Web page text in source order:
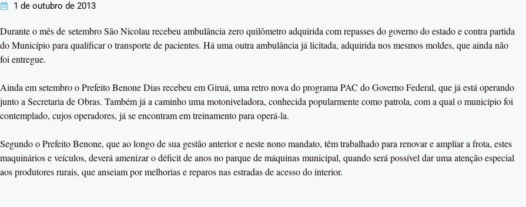
1 de outubro de 2013
Durante o mês de setembro São Nicolau recebeu ambulância zero quilômetro adquirida com repasses do governo do estado e contra partida
do Município para qualificar o transporte de pacientes. Há uma outra ambulância já licitada, adquirida nos mesmos moldes, que ainda não
foi entregue.
Ainda em setembro o Prefeito Benone Dias recebeu em Giruá, uma retro nova do programa PAC do Governo Federal, que já está operando
junto a Secretaria de Obras. Também já a caminho uma motoniveladora, conhecida popularmente como patrola, com a qual o município foi
contemplado, cujos operadores, já se encontram em treinamento para operá-la.
Segundo o Prefeito Benone, que ao longo de sua gestão anterior e neste nono mandato, têm trabalhado para renovar e ampliar a frota, estes
maquinários e veículos, deverá amenizar o déficit de anos no parque de máquinas municipal, quando será possível dar uma atenção especial
aos produtores rurais, que anseiam por melhorias e reparos nas estradas de acesso do interior.